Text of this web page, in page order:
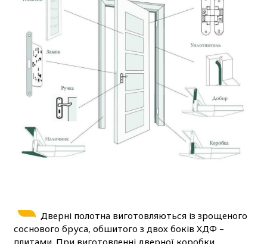
Дверні полотна виготовляються із зрощеного
соснового бруса, обшитого з двох боків ХДФ –